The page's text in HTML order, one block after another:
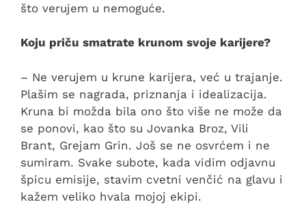
što verujem u nemoguće.
Koju priču smatrate krunom svoje karijere?
– Ne verujem u krune karijera, već u trajanje.
Plašim se nagrada, priznanja i idealizacija.
Kruna bi možda bila ono što više ne može da
se ponovi, kao što su Jovanka Broz, Vili
Brant, Grejam Grin. Još se ne osvrćem i ne
sumiram. Svake subote, kada vidim odjavnu
špicu emisije, stavim cvetni venčić na glavu i
kažem veliko hvala mojoj ekipi.